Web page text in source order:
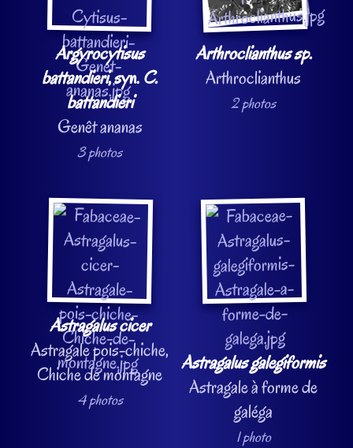
Argyrocytisus
battandieri, syn.C.
battandieri
Genêt ananas
3 photos
Arthroclianthus sp.
Arthroclianthus
2 photos
Astragalus cicer
Astragale pois-chiche,
Chiche de montagne
4 photos
Astragalus galegiformis
Astragale à forme de
galéga
1 photo